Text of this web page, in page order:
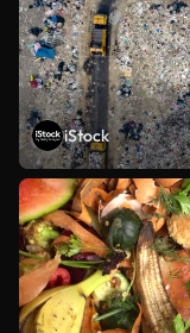
iStock